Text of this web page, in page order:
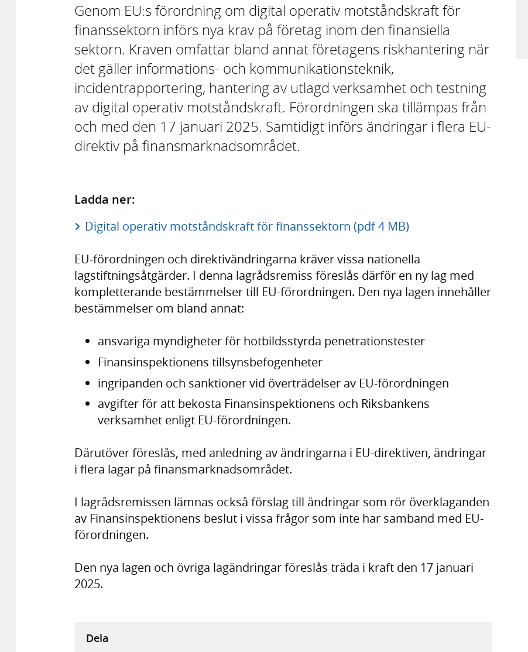
Genom EU:s förordning om digital operativ motståndskraft för
finanssektorn införs nya krav på företag inom den finansiella
sektorn. Kraven omfattar bland annat företagens riskhantering när
det gäller informations- och kommunikationsteknik,
incidentrapportering, hantering av utlagd verksamhet och testning
av digital operativ motståndskraft. Förordningen ska tillämpas från
och med den 17 januari 2025. Samtidigt införs ändringar i flera EU-
direktiv på finansmarknadsområdet.
Ladda ner:
Digital operativ motståndskraft för finanssektorn (pdf 4 MB)
EU-förordningen och direktivändringarna kräver vissa nationella
lagstiftningsåtgärder. I denna lagrådsremiss föreslås därför en ny lag med
kompletterande bestämmelser till EU-förordningen. Den nya lagen innehåller
bestämmelser om bland annat:
ansvariga myndigheter för hotbildsstyrda penetrationstester
Finansinspektionens tillsynsbefogenheter
ingripanden och sanktioner vid överträdelser av EU-förordningen
avgifter för att bekosta Finansinspektionens och Riksbankens
verksamhet enligt EU-förordningen.
Därutöver föreslås, med anledning av ändringarna i EU-direktiven, ändringar
i flera lagar på finansmarknadsområdet.
I lagrådsremissen lämnas också förslag till ändringar som rör överklaganden
av Finansinspektionens beslut i vissa frågor som inte har samband med EU-
förordningen.
Den nya lagen och övriga lagändringar föreslås träda i kraft den 17 januari
2025.
Dela